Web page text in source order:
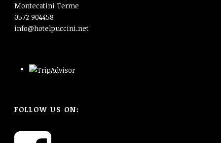
Montecatini Terme
0572 904458
info@hotelpuccini.net
FOLLOW US ON: